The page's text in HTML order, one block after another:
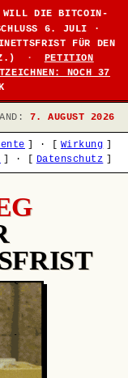
WILL DIE BITCOIN-
6. JULI ·
FÜR DEN
·
PETITION
NOCH 37
7. AUGUST 2026
· Wirkung
· Datenschutz